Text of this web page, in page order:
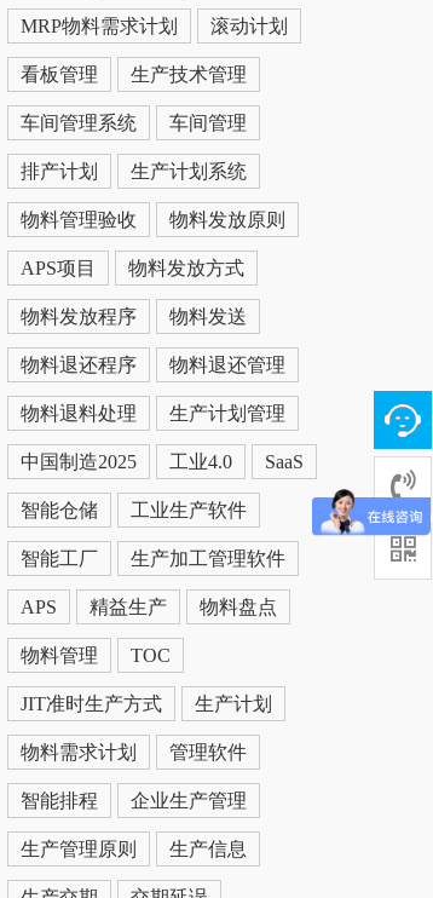
MRP物料需求计划 滚动计划
看板管理 生产技术管理
车间管理系统 车间管理
排产计划 生产计划系统
物料管理验收 物料发放原则
APS项目 物料发放方式
物料发放程序 物料发送
物料退还程序 物料退还管理
物料退料处理 生产计划管理
中国制造2025 工业4.0 SaaS
智能仓储 工业生产软件
智能工厂 生产加工管理软件
APS 精益生产 物料盘点
物料管理 TOC
JIT准时生产方式 生产计划
物料需求计划 管理软件
智能排程 企业生产管理
生产管理原则 生产信息